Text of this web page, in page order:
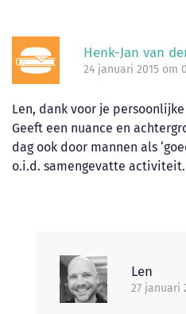
Henk-Jan van
24 januari 2015 om
Len, dank voor je
Geeft een nuance en
dag ook door mannen als
o.i.d. samengevatte activiteit.
Len
27 januari